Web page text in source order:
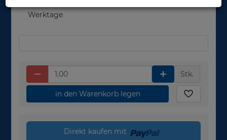
Werktage
Stk.
in den Warenkorb legen
Direkt kaufen mit